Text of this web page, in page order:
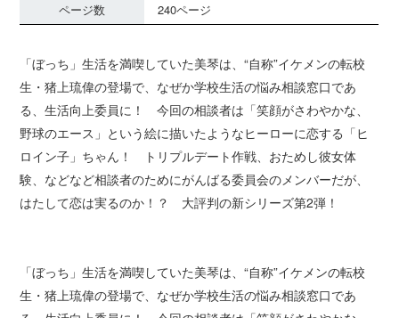
ページ数
240ページ
「ぼっち」生活を満喫していた美琴は、“自称”イケメンの転校
生・猪上琉偉の登場で、なぜか学校生活の悩み相談窓口であ
る、生活向上委員に！ 今回の相談者は「笑顔がさわやかな、
野球のエース」という絵に描いたようなヒーローに恋する「ヒ
ロイン子」ちゃん！ トリプルデート作戦、おためし彼女体
験、などなど相談者のためにがんばる委員会のメンバーだが、
はたして恋は実るのか！？ 大評判の新シリーズ第2弾！
「ぼっち」生活を満喫していた美琴は、“自称”イケメンの転校
生・猪上琉偉の登場で、なぜか学校生活の悩み相談窓口であ